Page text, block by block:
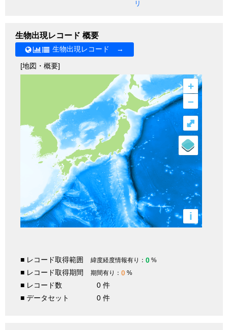
リ
生物出現レコード 概要
生物出現レコード →
[地図・概要]
+
–
i
⤢
■ レコード取得範囲 緯度経度情報有り： 0 %
■ レコード取得期間 期間有り： 0 %
■ レコード数
0 件
■ データセット
0 件